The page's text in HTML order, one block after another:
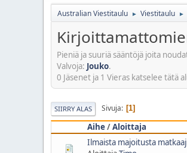
Australian Viestitaulu ► Viestitaulu ►
Pieniä ja suuriä sääntöjä joita
Valvoja: Jouko.
0 Jäsenet ja 1 Vieras katselee tätä
SIIRRY ALAS Sivuja 1
Aihe/Aloittaja
Ilmaista majoitusta